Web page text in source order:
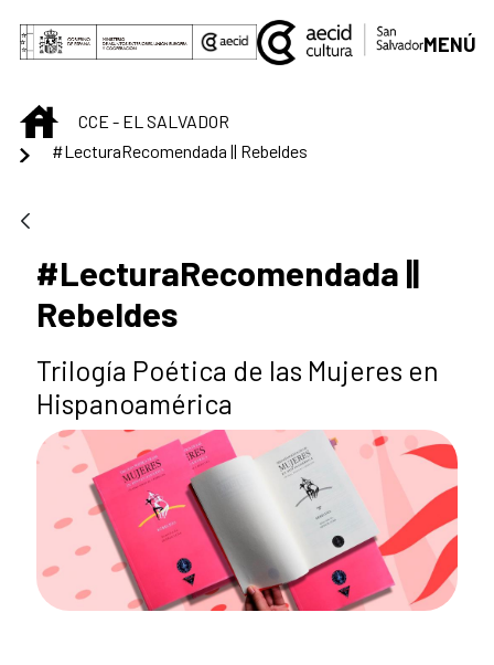
Saut au contenu principal
MENÚ
INICIOCCE - EL SALVADOR
#LecturaRecomendada || Rebeldes
#LecturaRecomendada ||
Rebeldes
Trilogía Poética de las Mujeres en
Hispanoamérica